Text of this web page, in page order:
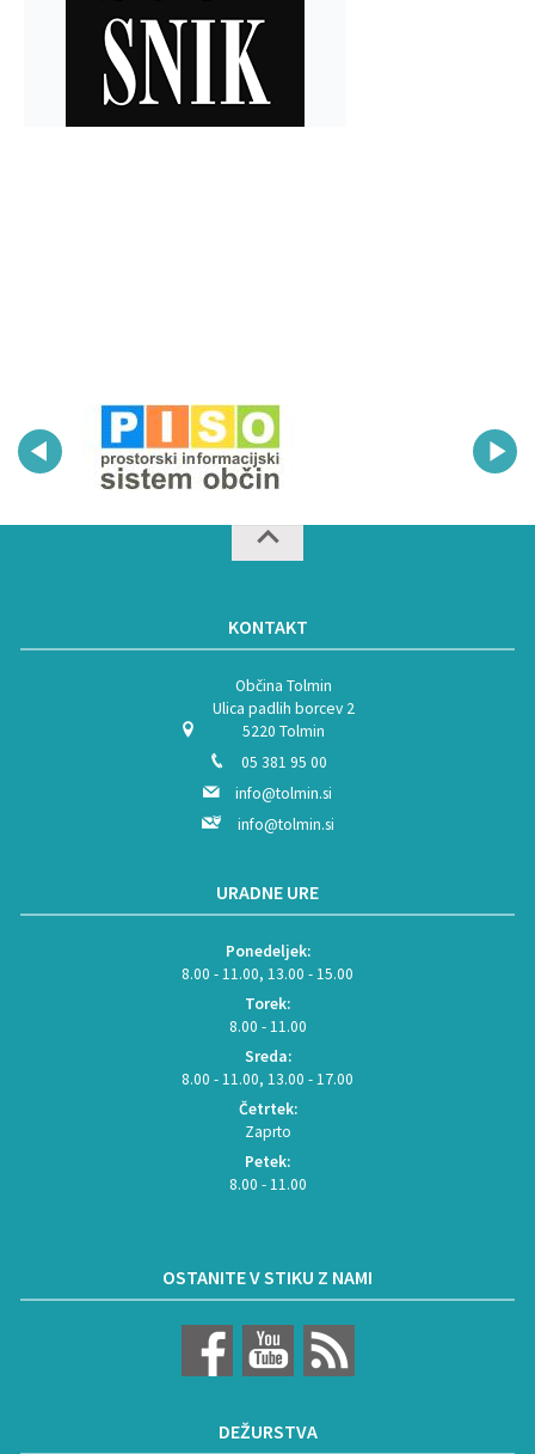
KONTAKT
Občina Tolmin
Ulica padlih borcev 2
5220 Tolmin
05 381 95 00
info@tolmin.si
info@tolmin.si
URADNE URE
Ponedeljek:
8.00 - 11.00, 13.00 - 15.00
Torek:
8.00 - 11.00
Sreda:
8.00 - 11.00, 13.00 - 17.00
Četrtek:
Zaprto
Petek:
8.00 - 11.00
OSTANITE V STIKU Z NAMI
DEŽURSTVA